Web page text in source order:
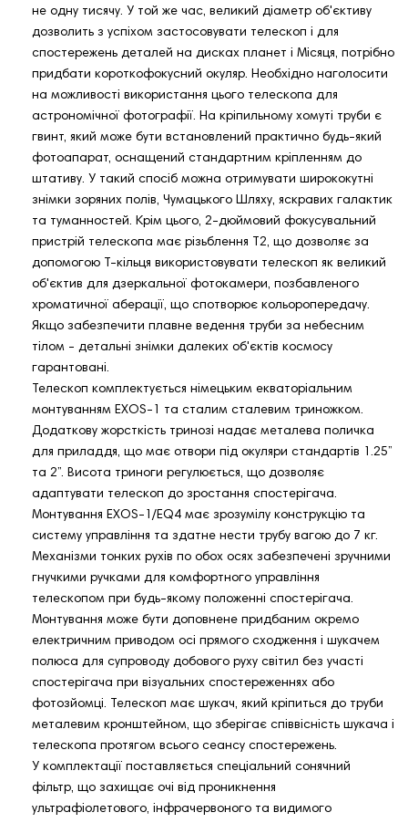
не одну тисячу. У той же час, великий діаметр об'єктиву
дозволить з успіхом застосовувати телескоп і для
спостережень деталей на дисках планет і Місяця, потрібно
придбати короткофокусний окуляр. Необхідно наголосити
на можливості використання цього телескопа для
астрономічної фотографії. На кріпильному хомуті труби є
гвинт, який може бути встановлений практично будь-який
фотоапарат, оснащений стандартним кріпленням до
штативу. У такий спосіб можна отримувати ширококутні
знімки зоряних полів, Чумацького Шляху, яскравих галактик
та туманностей. Крім цього, 2-дюймовий фокусувальний
пристрій телескопа має різьблення Т2, що дозволяє за
допомогою Т-кільця використовувати телескоп як великий
об'єктив для дзеркальної фотокамери, позбавленого
хроматичної аберації, що спотворює кольоропередачу.
Якщо забезпечити плавне ведення труби за небесним
тілом - детальні знімки далеких об'єктів космосу
гарантовані.
Телескоп комплектується німецьким екваторіальним
монтуванням EXOS-1 та сталим сталевим триножком.
Додаткову жорсткість тринозі надає металева поличка
для приладдя, що має отвори під окуляри стандартів 1.25”
та 2”. Висота триноги регулюється, що дозволяє
адаптувати телескоп до зростання спостерігача.
Монтування EXOS-1/EQ4 має зрозумілу конструкцію та
систему управління та здатне нести трубу вагою до 7 кг.
Механізми тонких рухів по обох осях забезпечені зручними
гнучкими ручками для комфортного управління
телескопом при будь-якому положенні спостерігача.
Монтування може бути доповнене придбаним окремо
електричним приводом осі прямого сходження і шукачем
полюса для супроводу добового руху світил без участі
спостерігача при візуальних спостереженнях або
фотозйомці. Телескоп має шукач, який кріпиться до труби
металевим кронштейном, що зберігає співвісність шукача і
телескопа протягом всього сеансу спостережень.
У комплектації поставляється спеціальний сонячний
фільтр, що захищає очі від проникнення
ультрафіолетового, інфрачервоного та видимого